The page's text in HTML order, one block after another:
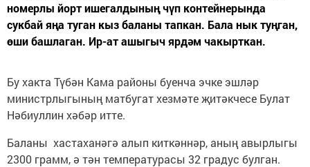
номерлы йорт ишегалдының чүп контейнерында
сукбай яңа туган кыз баланы тапкан. Бала нык туңган,
өши башлаган. Ир-ат ашыгыч ярдәм чакырткан.
Бу хакта Түбән Кама районы буенча эчке эшләр
министрлыгының матбугат хезмәте җитәкчесе Булат
Нәбиуллин хәбәр итте.
Баланы хастаханәгә алып киткәннәр, аның авырлыгы
2300 грамм, ә тән температурасы 32 градус булган.